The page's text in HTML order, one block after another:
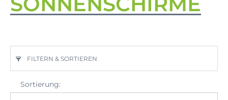
FILTERN & SORTIEREN
Sortierung: